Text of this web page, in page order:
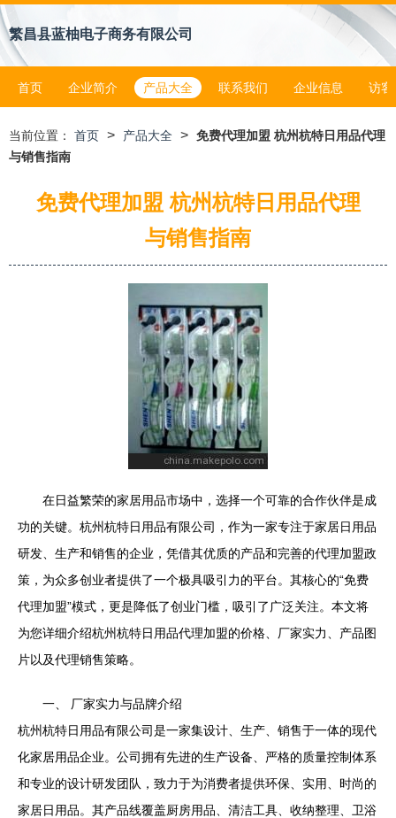
繁昌县蓝柚电子商务有限公司
首页 企业简介 产品大全 联系我们 企业信息 访客
当前位置： 首页 > 产品大全 > 免费代理加盟 杭州杭特日用品代理
与销售指南
免费代理加盟 杭州杭特日用品代理
与销售指南
在日益繁荣的家居用品市场中，选择一个可靠的合作伙伴是成
功的关键。杭州杭特日用品有限公司，作为一家专注于家居日用品
研发、生产和销售的企业，凭借其优质的产品和完善的代理加盟政
策，为众多创业者提供了一个极具吸引力的平台。其核心的“免费
代理加盟”模式，更是降低了创业门槛，吸引了广泛关注。本文将
为您详细介绍杭州杭特日用品代理加盟的价格、厂家实力、产品图
片以及代理销售策略。
一、 厂家实力与品牌介绍
杭州杭特日用品有限公司是一家集设计、生产、销售于一体的现代
化家居用品企业。公司拥有先进的生产设备、严格的质量控制体系
和专业的设计研发团队，致力于为消费者提供环保、实用、时尚的
家居日用品。其产品线覆盖厨房用品、清洁工具、收纳整理、卫浴